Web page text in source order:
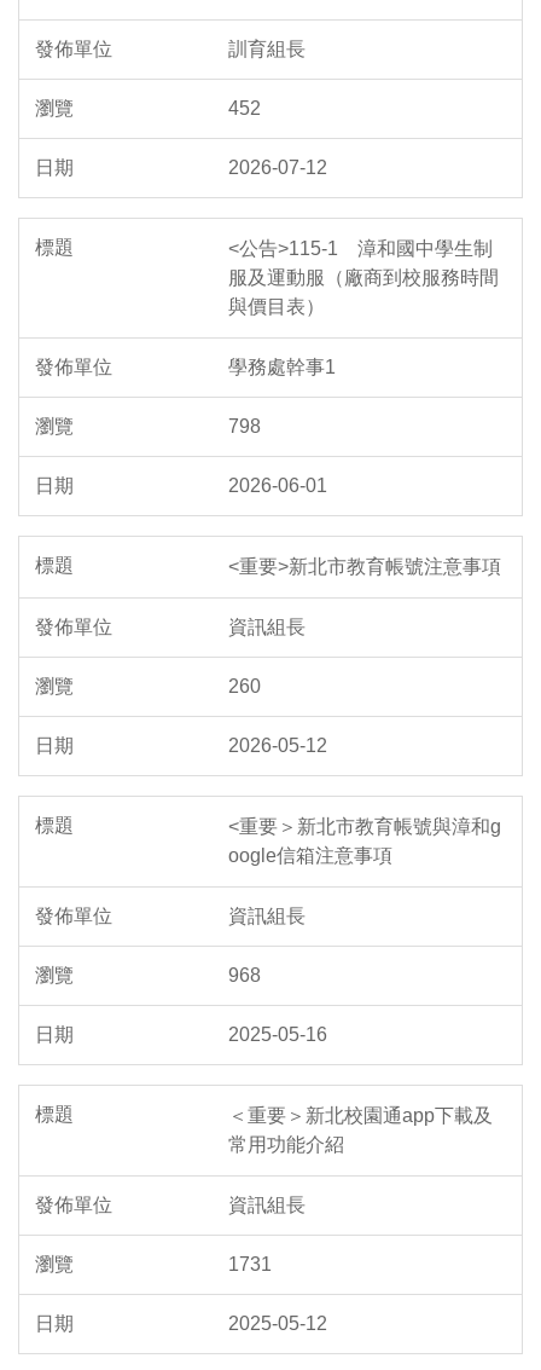
訓育組長
452
2026-07-12
<公告>115-1 漳和國中學生制
服及運動服（廠商到校服務時間
與價目表）
學務處幹事1
798
2026-06-01
<重要>新北市教育帳號注意事項
資訊組長
260
2026-05-12
<重要＞新北市教育帳號與漳和g
oogle信箱注意事項
資訊組長
968
2025-05-16
＜重要＞新北校園通app下載及
常用功能介紹
資訊組長
1731
2025-05-12